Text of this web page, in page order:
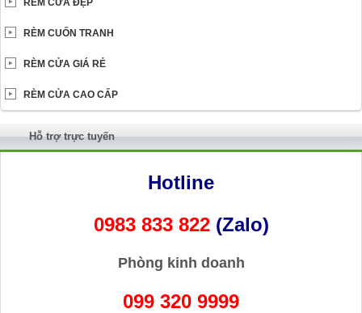
RÈM CUỐN TRANH
RÈM CỬA GIÁ RẺ
RÈM CỬA CAO CẤP
Hỗ trợ trực tuyến
Hotline
0983 833 822 (Zalo)
Phòng kinh doanh
099 320 9999